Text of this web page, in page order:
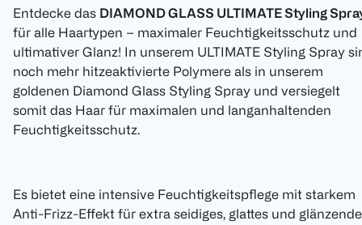
Entdecke das DIAMOND GLASS ULTIMATE Styling
für alle Haartypen – maximaler Feuchtigkeitsschutz und
ultimativer Glanz! In unserem ULTIMATE Styling Spray
noch mehr hitzeaktivierte Polymere als in unserem
goldenen Diamond Glass Styling Spray und versiegelt
somit das Haar für maximalen und langanhaltenden
Feuchtigkeitsschutz.
Es bietet eine intensive Feuchtigkeitspflege mit starkem
Anti-Frizz-Effekt für extra seidiges, glattes und